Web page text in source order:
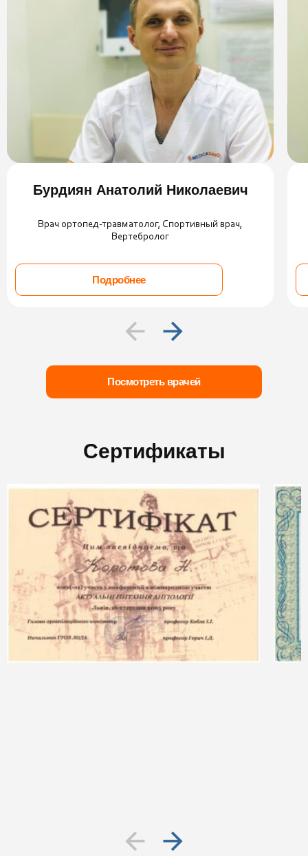
Бурдиян Анатолий Николаевич
Врач ортопед-травматолог, Спортивный врач,
Вертебролог
Подробнее
Посмотреть врачей
Сертификаты